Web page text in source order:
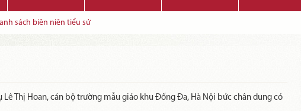
sách biên niên tiểu sử
Thị Hoan, cán bộ trường mẫu giáo khu Đống Đa, Hà Nội bức chân dung có